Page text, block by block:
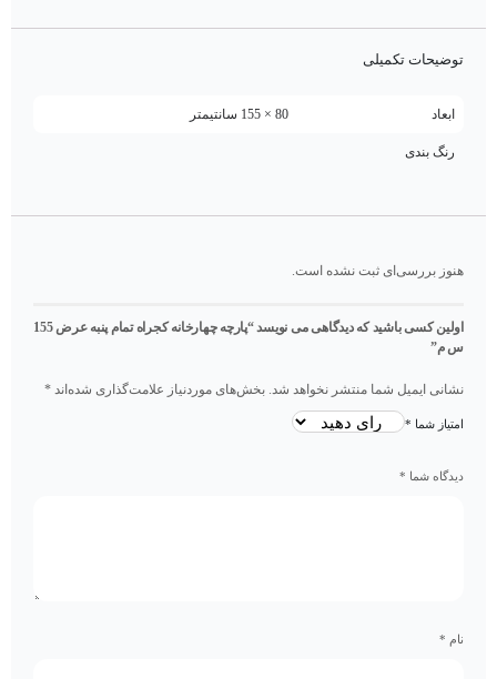
توضیحات تکمیلی
ابعاد 80 × 155 سانتیمتر
رنگ بندی
هنوز بررسی‌ای ثبت نشده است.
اولین کسی باشید که دیدگاهی می نویسد “پارچه چهارخانه کجراه تمام پنبه عرض 155
س م”
نشانی ایمیل شما منتشر نخواهد شد. بخش‌های موردنیاز علامت‌گذاری شده‌اند *
امتیاز شما *
دیدگاه شما *
نام *